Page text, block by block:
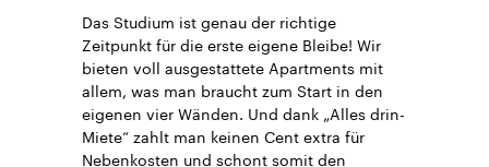
Das Studium ist genau der richtige
Zeitpunkt für die erste eigene Bleibe! Wir
bieten voll ausgestattete Apartments mit
allem, was man braucht zum Start in den
eigenen vier Wänden. Und dank „Alles drin-
Miete“ zahlt man keinen Cent extra für
Nebenkosten und schont somit den